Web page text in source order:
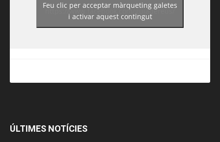
https://www.facebook.com/guiadereus/
Feu clic per acceptar màrqueting galetes
i activar aquest contingut
ÚLTIMES NOTÍCIES